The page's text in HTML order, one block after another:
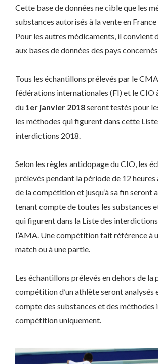
Cette base de données ne cible que les
substances autorisés à la vente en
Pour les autres médicaments, il convient
aux bases de données des pays
Tous les échantillons prélevés par le
fédérations internationales (FI) et le CIO
du 1er janvier 2018seront testés pour
les méthodes qui figurent dans cette
interdictions 2018.
Selon les règles antidopage du CIO, les
prélevés pendant la période de 12
de la compétition et jusqu’à sa fin seront
tenant compte de toutes les substances
qui figurent dans la Liste des
l’AMA. Une compétition fait référence à
match ou à une partie.
Les échantillons prélevés en dehors de la
compétition d’un athlète seront analysés
compte des substances et des méthodes
compétition uniquement.